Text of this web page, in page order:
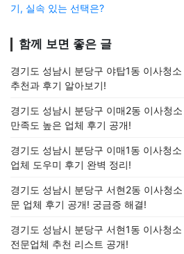
기, 실속 있는 선택은?
함께 보면 좋은 글
경기도 성남시 분당구 야탑1동 이사청
추천과 후기 알아보기!
경기도 성남시 분당구 이매2동 이사청
만족도 높은 업체 후기 공개!
경기도 성남시 분당구 이매1동 이사청
업체 도우미 후기 완벽 정리!
경기도 성남시 분당구 서현2동 이사청
문 업체 후기 공개! 궁금증 해결!
경기도 성남시 분당구 서현1동 이사청
전문업체 추천 리스트 공개!